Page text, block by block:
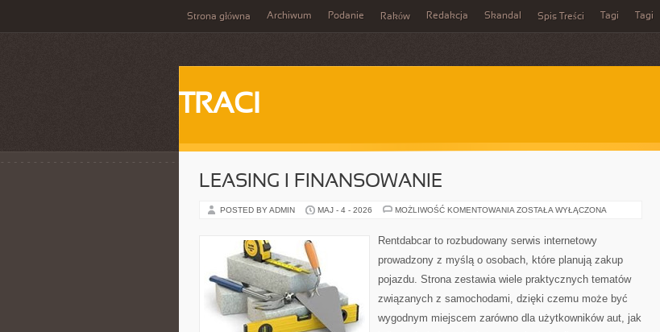
Strona główna Archiwum Podanie Raków Redakcja Skandal Spis Treści Tagi Tagi
TRACI
LEASING I FINANSOWANIE
POSTED BY ADMIN MAJ - 4 - 2026 MOŻLIWOŚĆ KOMENTOWANIA LEASING
ZOSTAŁA WYŁĄCZONA
Rentdabcar to rozbudowany serwis internetowy
prowadzony z myślą o osobach, które planują zakup
pojazdu. Strona zestawia wiele praktycznych tematów
związanych z samochodami, dzięki czemu może być
wygodnym miejscem zarówno dla użytkowników aut, jak